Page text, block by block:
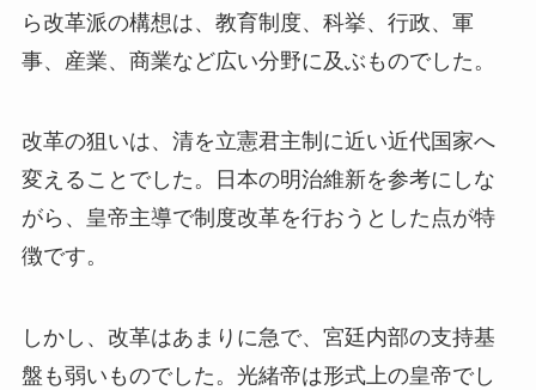
ら改革派の構想は、教育制度、科挙、行政、軍
事、産業、商業など広い分野に及ぶものでした。
改革の狙いは、清を立憲君主制に近い近代国家へ
変えることでした。日本の明治維新を参考にしな
がら、皇帝主導で制度改革を行おうとした点が特
徴です。
しかし、改革はあまりに急で、宮廷内部の支持基
盤も弱いものでした。光緒帝は形式上の皇帝でし